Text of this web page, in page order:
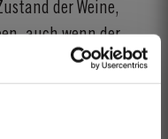
der Weine,
auch wenn der
Vintage Port
wenn er zu